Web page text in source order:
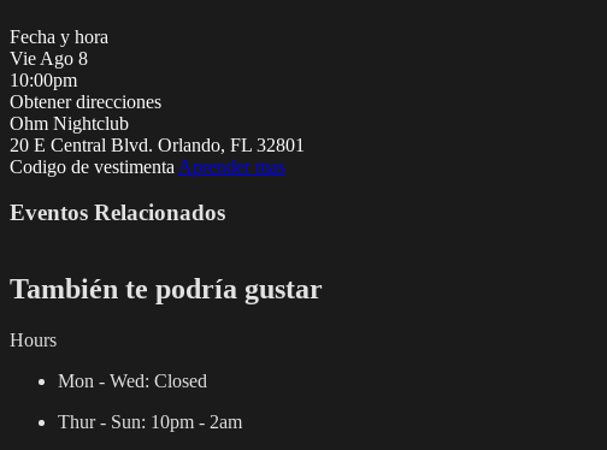
Fecha y hora
Vie Ago 8
10:00pm
Obtener direcciones
Ohm Nightclub
20 E Central Blvd. Orlando, FL 32801
Codigo de vestimenta Aprender mas
Eventos Relacionados
También te podría gustar
Hours
Mon - Wed: Closed
Thur - Sun: 10pm - 2am